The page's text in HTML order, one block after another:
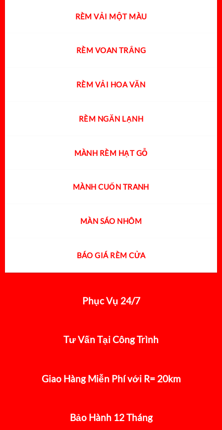
RÈM VẢI MỘT MÀU
RÈM VOAN TRẮNG
RÈM VẢI HOA VĂN
RÈM NGĂN LẠNH
MÀNH RÈM HẠT GỖ
MÀNH CUỐN TRANH
MÀN SÁO NHÔM
BÁO GIÁ RÈM CỬA
Phục Vụ 24/7
Tư Vấn Tại Công Trình
Giao Hàng Miễn Phí với R= 20km
Bảo Hành 12 Tháng